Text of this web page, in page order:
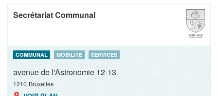
Secrétariat Communal
COMMUNAL MOBILITÉ SERVICES
avenue de l'Astronomie 12-13
1210 Bruxelles